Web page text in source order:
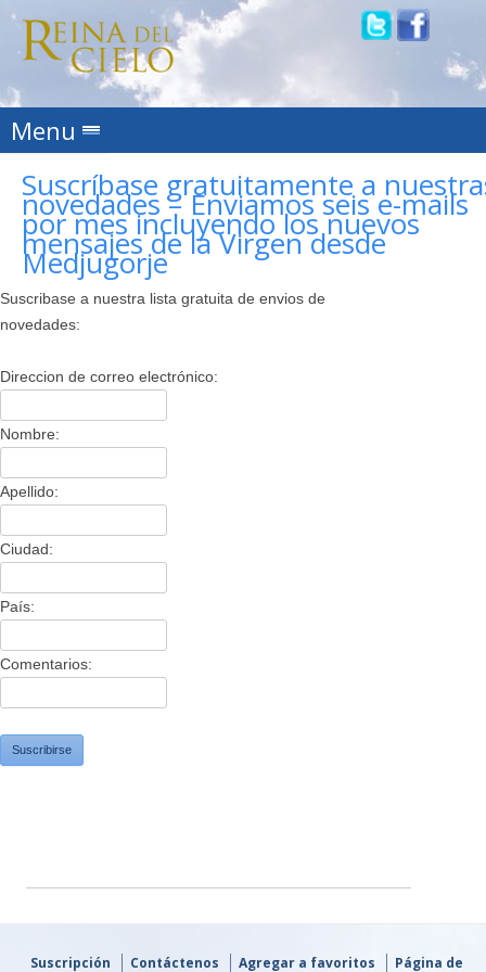
Menu Skip to content
Suscríbase gratuitamente a
novedades – Enviamos seis e-mails
por mes incluyendo los nuevos
mensajes de la Virgen desde
Medjugorje
Suscripción Contáctenos Agregar a favoritos Página de